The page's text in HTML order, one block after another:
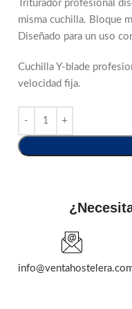
Triturador profesional
misma cuchilla. Bloque
Diseñado para un uso
Cuchilla Y-blade
velocidad fija.